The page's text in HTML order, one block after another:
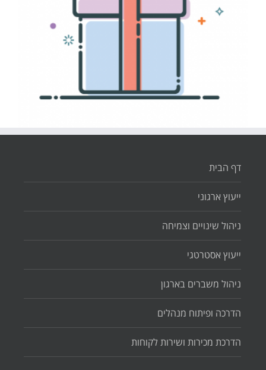
דף הבית
ייעוץ ארגוני
ניהול שינויים וצמיחה
ייעוץ אסטרטגי
ניהול משברים בארגון
הדרכה ופיתוח מנהלים
הדרכת מכירות ושירות לקוחות